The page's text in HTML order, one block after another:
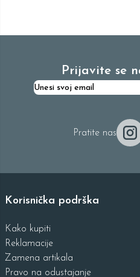
Prijavite se
Pratite nas
Korisnička podrška
Kako kupiti
Reklamacije
Zamena artikala
Pravo na odustajanje